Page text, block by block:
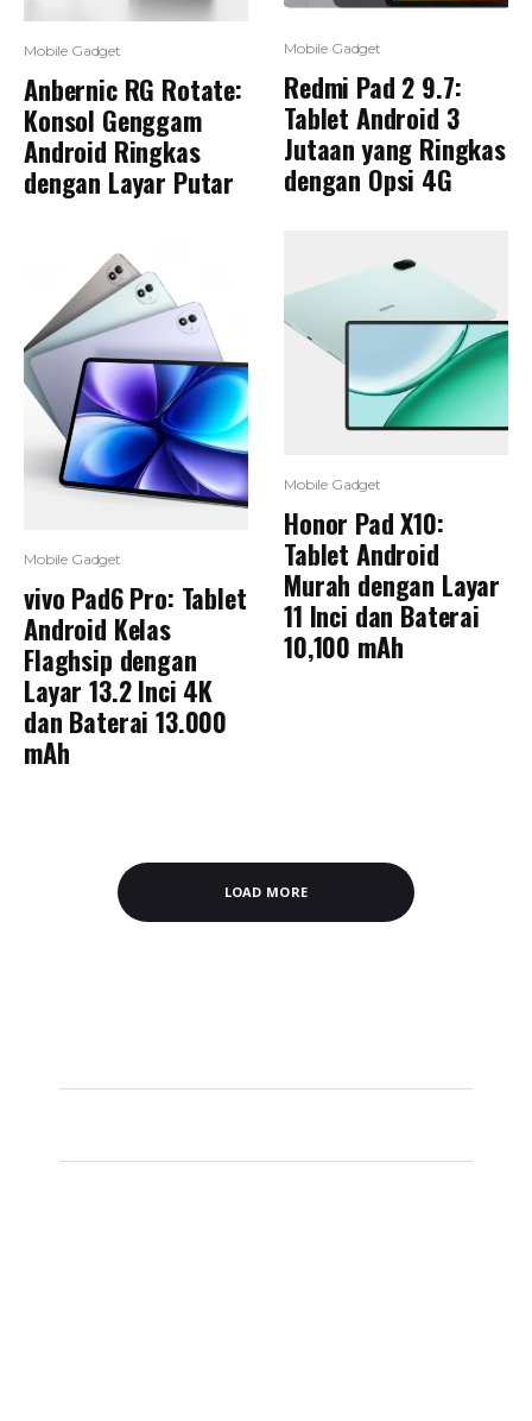
Mobile Gadget
Anbernic RG Rotate:
Konsol Genggam
Android Ringkas
dengan Layar Putar
Mobile Gadget
vivo Pad6 Pro: Tablet
Android Kelas
Flaghsip dengan
Layar 13.2 Inci 4K
dan Baterai 13.000
mAh
Mobile Gadget
Redmi Pad 2 9.7:
Tablet Android 3
Jutaan yang Ringkas
dengan Opsi 4G
Mobile Gadget
Honor Pad X10:
Tablet Android
Murah dengan Layar
11 Inci dan Baterai
10,100 mAh
LOAD MORE